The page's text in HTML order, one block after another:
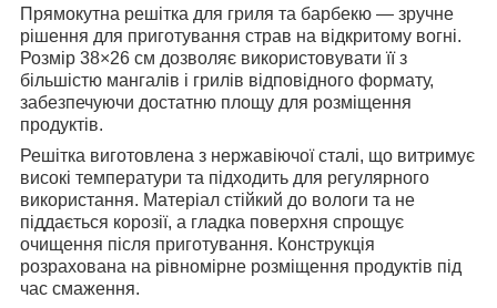
Прямокутна решітка для гриля та барбекю — зручне
рішення для приготування страв на відкритому вогні.
Розмір 38×26 см дозволяє використовувати її з
більшістю мангалів і грилів відповідного формату,
забезпечуючи достатню площу для розміщення
продуктів.
Решітка виготовлена з нержавіючої сталі, що витримує
високі температури та підходить для регулярного
використання. Матеріал стійкий до вологи та не
піддається корозії, а гладка поверхня спрощує
очищення після приготування. Конструкція
розрахована на рівномірне розміщення продуктів під
час смаження.